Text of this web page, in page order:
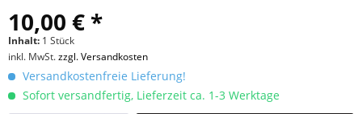
10,00 € *
Inhalt: 1 Stück
inkl. MwSt.zzgl. Versandkosten
Versandkostenfreie Lieferung!
Sofort versandfertig, Lieferzeit ca. 1-3 Werktage